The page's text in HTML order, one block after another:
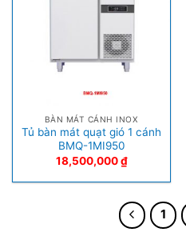
BÀN MÁT CÁNH INOX
Tủ bàn mát quạt gió 1 cánh
BMQ-1MI950
18,500,000₫
1